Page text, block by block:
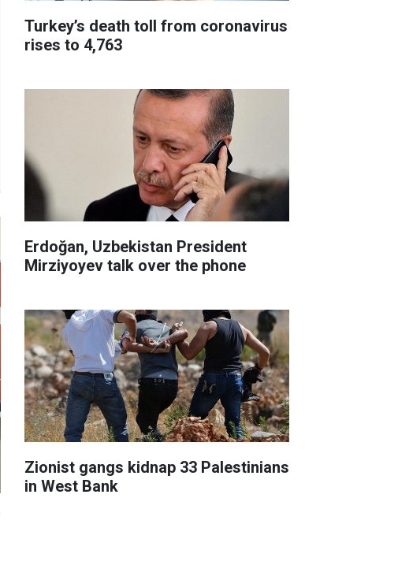
Turkey’s death toll from coronavirus
rises to 4,763
Erdoğan, Uzbekistan President
Mirziyoyev talk over the phone
Zionist gangs kidnap 33 Palestinians
in West Bank